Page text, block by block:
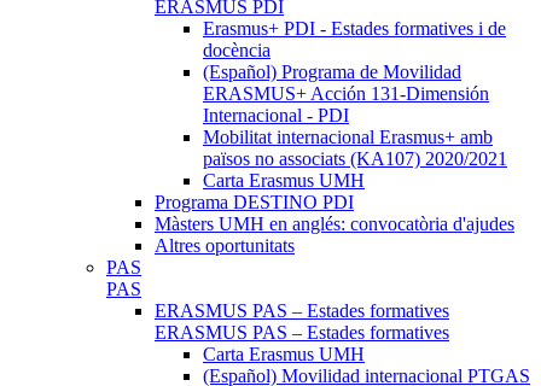
ERASMUS PDI
Erasmus+ PDI - Estades formatives i de
docència
(Español) Programa de Movilidad
ERASMUS+ Acción 131-Dimensión
Internacional - PDI
Mobilitat internacional Erasmus+ amb
països no associats (KA107) 2020/2021
Carta Erasmus UMH
Programa DESTINO PDI
Màsters UMH en anglés: convocatòria d'ajudes
Altres oportunitats
PAS
PAS
ERASMUS PAS – Estades formatives
ERASMUS PAS – Estades formatives
Carta Erasmus UMH
(Español) Movilidad internacional PTGAS